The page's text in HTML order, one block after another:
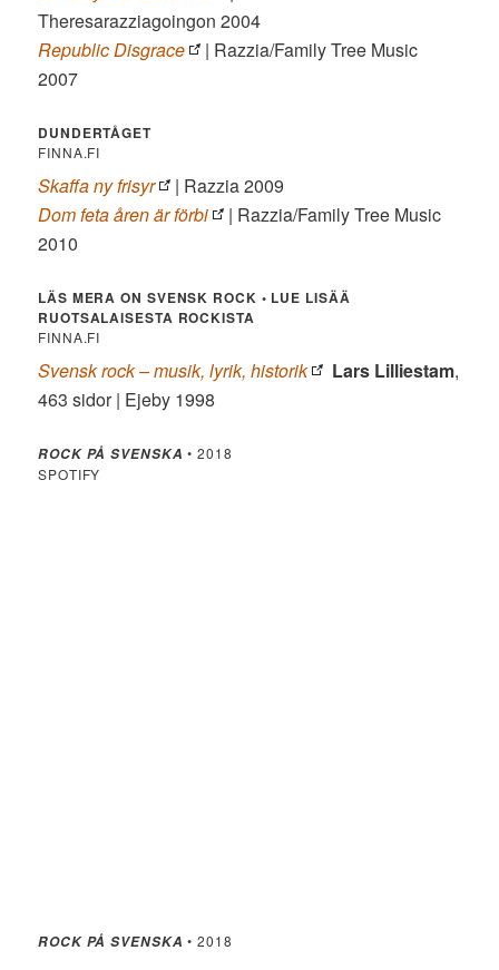
Theresarazziagoingon 2004
Republic Disgrace
| Razzia/Family Tree Music
2007
DUNDERTÅGET
FINNA.FI
Skaffa ny frisyr
| Razzia 2009
Dom feta åren är förbi
| Razzia/Family Tree Music
2010
LÄS MERA ON SVENSK ROCK • LUE LISÄÄ
RUOTSALAISESTA ROCKISTA
FINNA.FI
Svensk rock – musik, lyrik, historik Lars Lilliestam,
463 sidor | Ejeby 1998
ROCK PÅ SVENSKA • 2018
SPOTIFY
ROCK PÅ SVENSKA • 2018